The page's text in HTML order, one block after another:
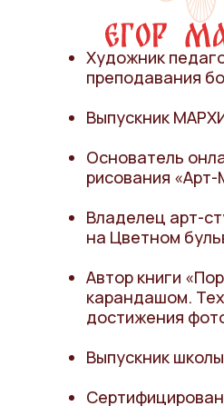
Художник
преподавания
Выпускник
Основатель
рисования
Владелец арт-
на Цветном
Автор книги
карандашом.
достижения
Выпускник